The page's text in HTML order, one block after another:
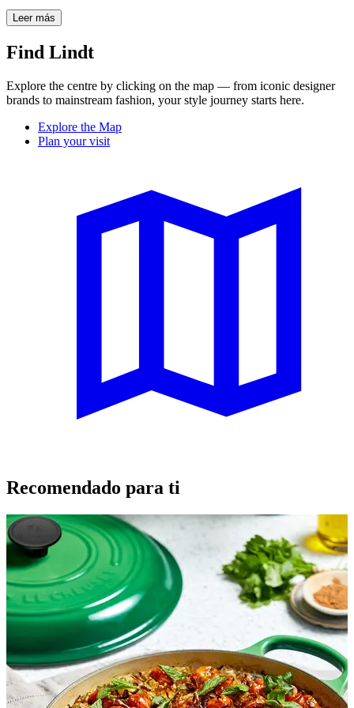
Leer más
Find Lindt
Explore the centre by clicking on the map — from iconic designer
brands to mainstream fashion, your style journey starts here.
Explore the Map
Plan your visit
Recomendado para ti